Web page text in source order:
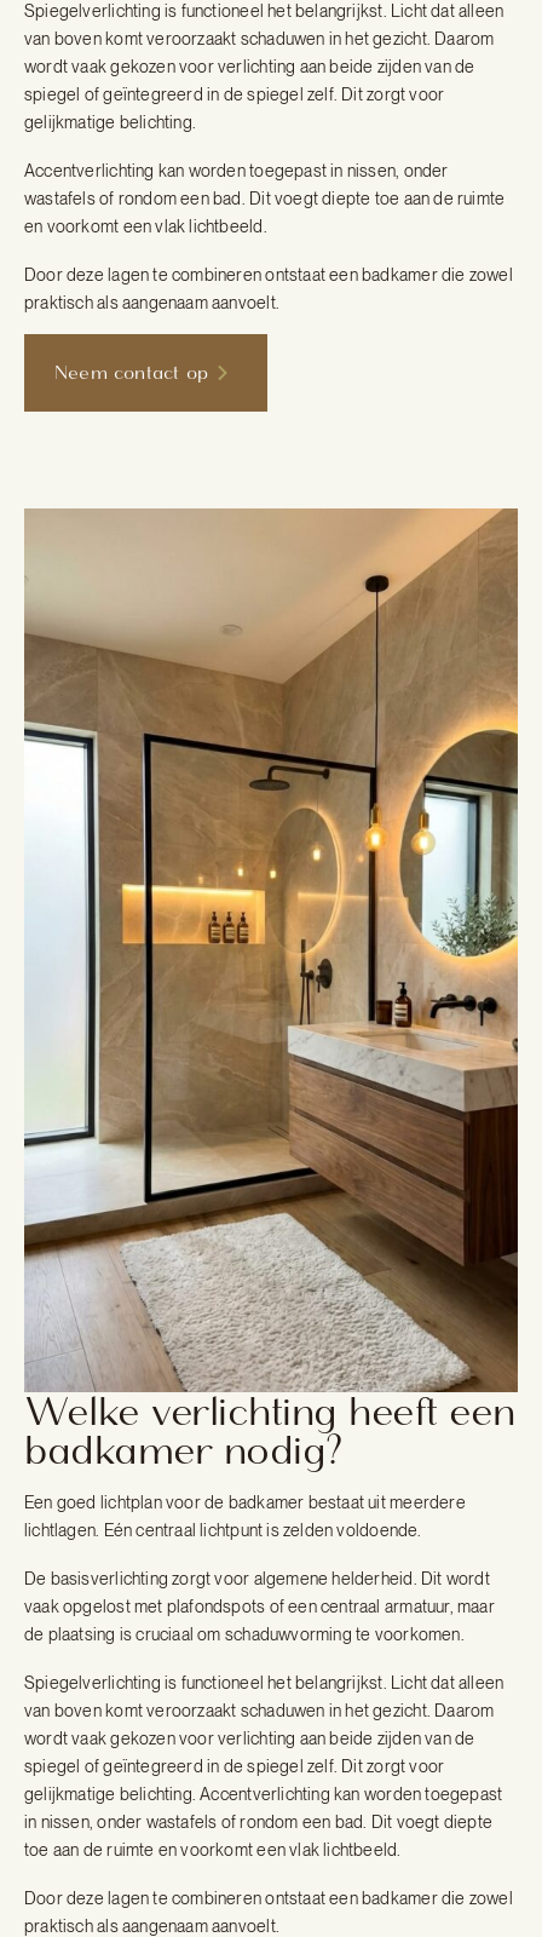
Spiegelverlichting is functioneel het belangrijkst. Licht dat alleen
van boven komt veroorzaakt schaduwen in het gezicht. Daarom
wordt vaak gekozen voor verlichting aan beide zijden van de
spiegel of geïntegreerd in de spiegel zelf. Dit zorgt voor
gelijkmatige belichting.
Accentverlichting kan worden toegepast in nissen, onder
wastafels of rondom een bad. Dit voegt diepte toe aan de ruimte
en voorkomt een vlak lichtbeeld.
Door deze lagen te combineren ontstaat een badkamer die zowel
praktisch als aangenaam aanvoelt.
Neem contact op
Welke verlichting heeft een
badkamer nodig?
Een goed lichtplan voor de badkamer bestaat uit meerdere
lichtlagen. Eén centraal lichtpunt is zelden voldoende.
De basisverlichting zorgt voor algemene helderheid. Dit wordt
vaak opgelost met plafondspots of een centraal armatuur, maar
de plaatsing is cruciaal om schaduwvorming te voorkomen.
Spiegelverlichting is functioneel het belangrijkst. Licht dat alleen
van boven komt veroorzaakt schaduwen in het gezicht. Daarom
wordt vaak gekozen voor verlichting aan beide zijden van de
spiegel of geïntegreerd in de spiegel zelf. Dit zorgt voor
gelijkmatige belichting. Accentverlichting kan worden toegepast
in nissen, onder wastafels of rondom een bad. Dit voegt diepte
toe aan de ruimte en voorkomt een vlak lichtbeeld.
Door deze lagen te combineren ontstaat een badkamer die zowel
praktisch als aangenaam aanvoelt.